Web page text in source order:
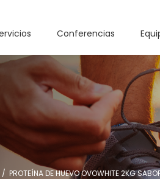
Conferencias
/ PROTEÍNA DE HUEVO OVOWHITE 2KG